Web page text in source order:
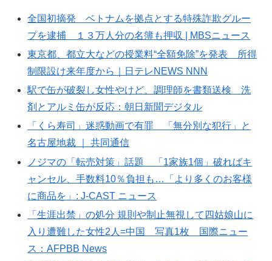
全国初摘発 ベトナムを拠点とする特殊詐欺グルー
プを逮捕 １３万人分の名簿も押収 | MBSニュース
東京都、都立大などの授業料“全額免除”を発表 所得
制限設け来年度から｜日テレNEWS NNN
駅で缶が破裂し女性やけど、調理師を書類送検 洗
剤とアルミ缶が反応：朝日新聞デジタル
「くら寿司」迷惑動画で有罪 「無分別な犯行」と
名古屋地裁 ｜ 共同通信
ノジマの「転売対策」話題 「1家族1個」破ればキ
ャンセル、手数料10％負担も…「より多くのお客様
に商品を」: J-CAST ニュース
「生涯出禁」の処分 規則や制止無視して四姑娘山に
入り遭難した女性2人=中国 写真1枚 国際ニュー
ス：AFPBB News